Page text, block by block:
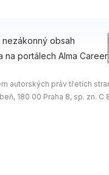
nezákonný obsah
na portálech Alma Career
autorských práv třetích
180 00 Praha 8, sp. zn.